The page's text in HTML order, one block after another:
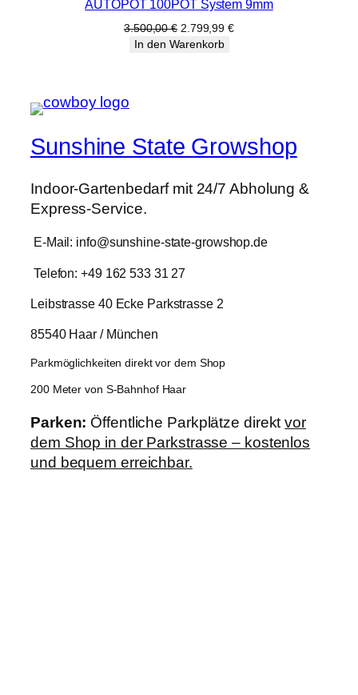
im
Angebot
AUTOPOT 100POT System 9mm
3.500,00€ Ursprünglicher
Preis
2.799,99€Aktueller
In den Warenkorb
Sunshine State Growshop
Indoor-Gartenbedarf mit 24/7 Abholung &
Express-Service.
E-Mail: info@sunshine-state-growshop.de
Telefon: +49 162 533 31 27
Leibstrasse 40 Ecke Parkstrasse 2
85540 Haar / München
Parkmöglichkeiten direkt vor dem Shop
200 Meter von S-Bahnhof Haar
Parken: Öffentliche Parkplätze direktvor
dem Shop in der Parkstrasse – kostenlos
und bequem erreichbar.